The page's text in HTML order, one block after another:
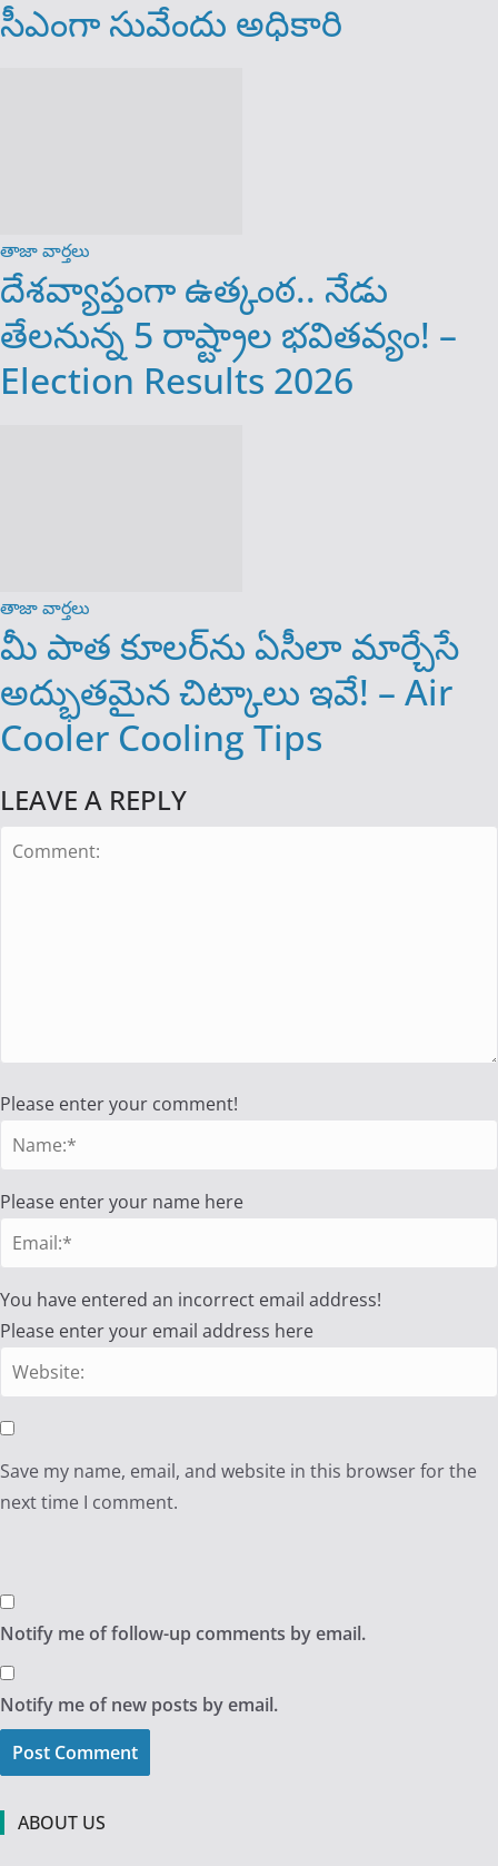
సీఎంగా సువేందు అధికారి
తాజా వార్తలు
దేశవ్యాప్తంగా ఉత్కంఠ.. నేడు
తేలనున్న 5 రాష్ట్రాల భవితవ్యం! –
Election Results 2026
తాజా వార్తలు
మీ పాత కూలర్‌ను ఏసీలా మార్చేసే
అద్భుతమైన చిట్కాలు ఇవే! – Air
Cooler Cooling Tips
LEAVE A REPLY
Please enter your comment!
Please enter your name here
You have entered an incorrect email address!
Please enter your email address here
Save my name, email, and website in this browser for the
next time I comment.
Notify me of follow-up comments by email.
Notify me of new posts by email.
ABOUT US